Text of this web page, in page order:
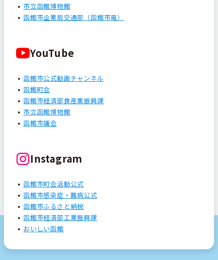
市立函館博物館
函館市企業局交通部（函館市電）
YouTube
函館市公式動画チャンネル
函館町会
函館市経済部食産業振興課
市立函館博物館
函館市議会
Instagram
函館市町会活動公式
函館市感染症・難病公式
函館市ふるさと納税
函館市経済部工業振興課
おいしい函館